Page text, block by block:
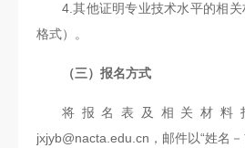
4.其他证明专业技术水平的相
格式）。
（三）报名方式
将报名表及相关材料
jxjyb@nacta.edu.cn，邮件以“姓名